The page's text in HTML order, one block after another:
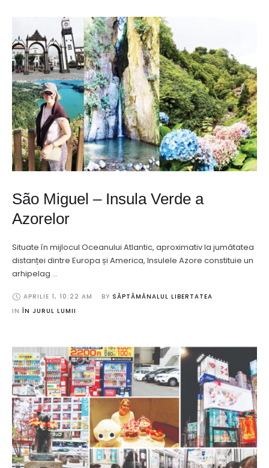
São Miguel – Insula Verde a
Azorelor
Situate în mijlocul Oceanului Atlantic, aproximativ la jumătatea
distanței dintre Europa și America, Insulele Azore constituie un
arhipelag …
APRILIE 1, 10:22 AM BY SĂPTĂMÂNALUL LIBERTATEA
IN ÎN JURUL LUMII